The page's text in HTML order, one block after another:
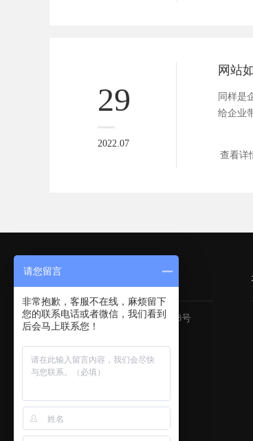
29
2022.07
同样是
给企业
查看详
深圳 (总部)
深圳福田区深南大道6013号
中国有色大厦
400-800-9385
请您留言
非常抱歉，客服不在线，麻烦留下
您的联系电话或者微信，我们看到
后会马上联系您！